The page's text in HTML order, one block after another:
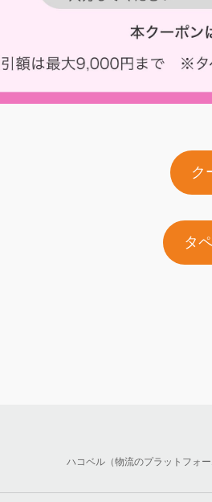
ク
タ
ハコベル（物流のプラットフォー